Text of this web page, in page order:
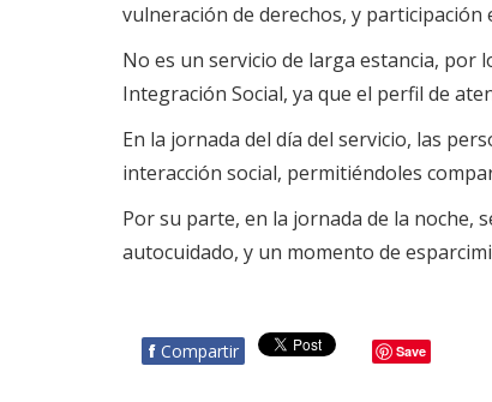
vulneración de derechos, y
No es un servicio de larga estancia, por
Integración Social, ya que el perfil de
En la jornada del día del servicio, las
interacción social, permitiéndoles
Por su parte, en la jornada de la noche,
autocuidado, y un momento de
f Compartir Save